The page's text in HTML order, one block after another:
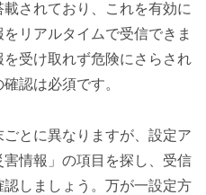
されており、これを有効に
リアルタイムで受信できま
受け取れず危険にさらされ
認は必須です。
とに異なりますが、設定ア
情報」の項目を探し、受信
しましょう。万が一設定方